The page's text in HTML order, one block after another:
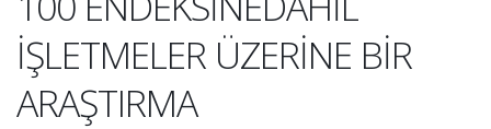
İŞLETMELER ÜZERİNE BİR
ARAŞTIRMA